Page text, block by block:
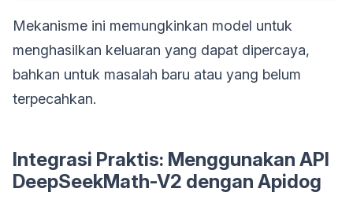
Mekanisme ini memungkinkan model untuk
menghasilkan keluaran yang dapat dipercaya,
bahkan untuk masalah baru atau yang belum
terpecahkan.
Integrasi Praktis: Menggunakan API
DeepSeekMath-V2 dengan Apidog